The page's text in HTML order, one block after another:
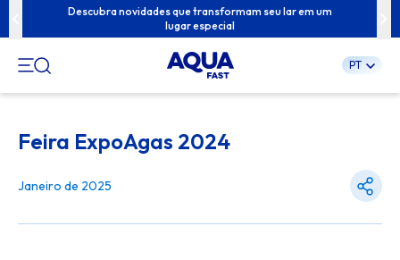
Descubra novidades que transformam seu lar em um
lugar especial
PT
Feira ExpoAgas 2024
Janeiro de 2025